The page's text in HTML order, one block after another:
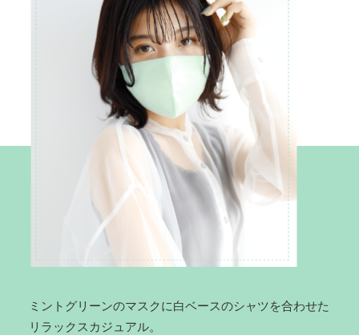
ミントグリーンのマスクに白ベースのシャツを合わせた
リラックスカジュアル。